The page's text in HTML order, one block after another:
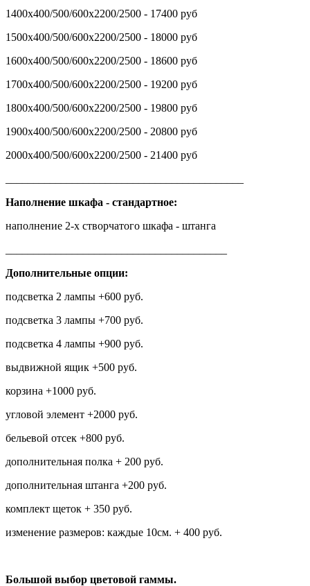
1400х400/500/600х2200/2500 - 17400 руб
1500х400/500/600х2200/2500 - 18000 руб
1600х400/500/600х2200/2500 - 18600 руб
1700х400/500/600х2200/2500 - 19200 руб
1800х400/500/600х2200/2500 - 19800 руб
1900х400/500/600х2200/2500 - 20800 руб
2000х400/500/600х2200/2500 - 21400 руб
Наполнение шкафа - стандартное:
наполнение 2-х створчатого шкафа - штанга
Дополнительные опции:
подсветка 2 лампы +600 руб.
подсветка 3 лампы +700 руб.
подсветка 4 лампы +900 руб.
выдвижной ящик +500 руб.
корзина +1000 руб.
угловой элемент +2000 руб.
бельевой отсек +800 руб.
дополнительная полка + 200 руб.
дополнительная штанга +200 руб.
комплект щеток + 350 руб.
изменение размеров: каждые 10см. + 400 руб.
Большой выбор цветовой гаммы.